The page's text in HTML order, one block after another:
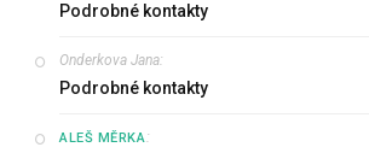
Podrobné kontakty
Onderkova Jana:
Podrobné kontakty
ALEŠ MĚRKA: